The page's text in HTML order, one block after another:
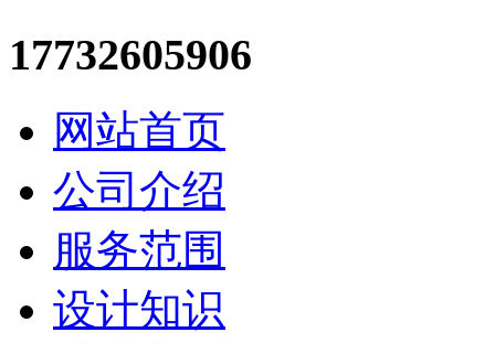
17732605906
网站首页
公司介绍
服务范围
设计知识